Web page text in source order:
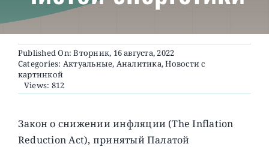
О ПРОЕКТЕ
Published On: Вторник, 16 августа, 2022
Categories: Актуальные, Аналитика,Новости с
картинкой
Views: 812
Закон о снижении инфляции (The Inflation
Reduction Act), принятый Палатой